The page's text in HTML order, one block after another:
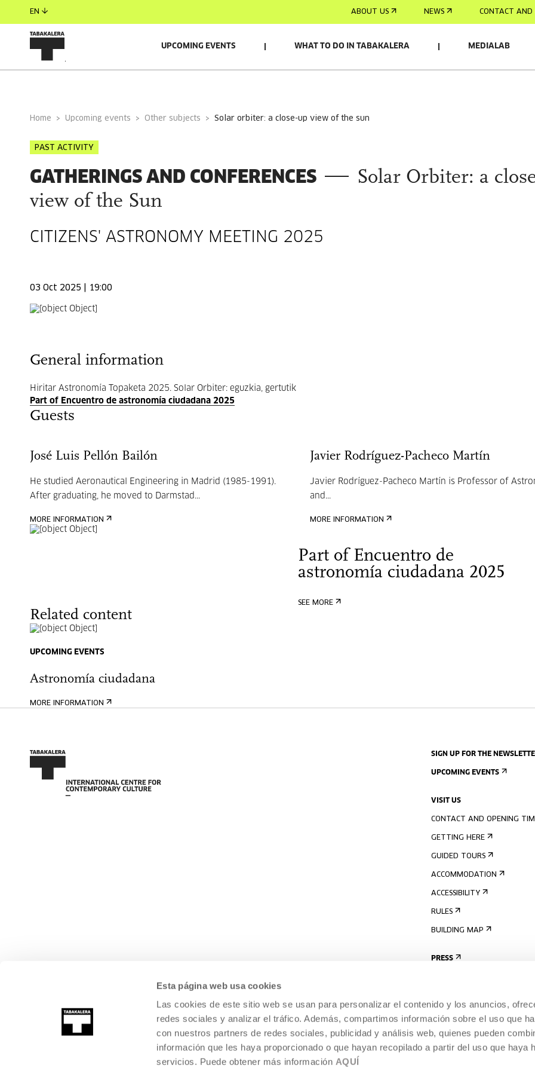
Esta página web usa cookies
Las cookies de este sitio web se usan para personalizar el contenido y los anuncios,
redes sociales y analizar el tráfico. Además, compartimos información sobre el uso que
con nuestros partners de redes sociales, publicidad y análisis web, quienes pueden
información que les haya proporcionado o que hayan recopilado a partir del uso que haya
servicios. Puede obtener más información AQUÍ
EN ABOUT US NEWS CONTACT AND
UPCOMING EVENTS WHAT TO DO IN TABAKALERA MEDIALAB
Home Upcoming events Other subjects solar orbiter: a close-up view of the sun
PAST ACTIVITY
GATHERINGS AND CONFERENCES
Solar Orbiter: a
view of the Sun
CITIZENS' ASTRONOMY MEETING 2025
03 Oct 2025 | 19:00
General information
Hiritar Astronomía Topaketa 2025. Solar Orbiter: eguzkia, gertutik
Part of Encuentro de astronomía ciudadana 2025
Guests
José Luis Pellón Bailón
He studied Aeronautical Engineering in Madrid (1985-1991).
After graduating, he moved to Darmstad...
MORE INFORMATION
Javier Rodríguez-Pacheco Martín
Javier Rodríguez-Pacheco Martín is Professor of
and...
MORE INFORMATION
Part of Encuentro de
astronomía ciudadana 2025
SEE MORE
Related content
UPCOMING EVENTS
Astronomía ciudadana
MORE INFORMATION
SIGN UP FOR THE
UPCOMING EVENTS
VISIT US
CONTACT AND OPENING
GETTING HERE
GUIDED TOURS
ACCOMMODATION
ACCESSIBILITY
RULES
BUILDING MAP
PRESS